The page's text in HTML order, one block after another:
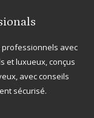
professionnels avec
et luxueux, conçus
avec conseils
sécurisé.